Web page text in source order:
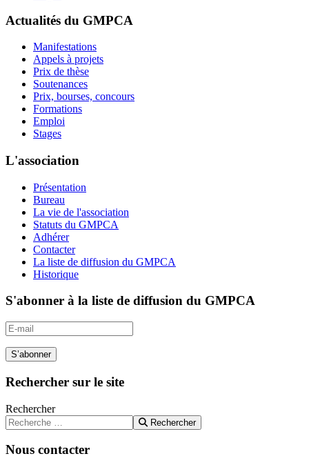
Actualités du GMPCA
Manifestations
Appels à projets
Prix de thèse
Soutenances
Prix, bourses, concours
Formations
Emploi
Stages
L'association
Présentation
Bureau
La vie de l'association
Statuts du GMPCA
Adhérer
Contacter
La liste de diffusion du GMPCA
Historique
S'abonner à la liste de diffusion du GMPCA
S’abonner
Rechercher sur le site
Rechercher
Rechercher
Nous contacter